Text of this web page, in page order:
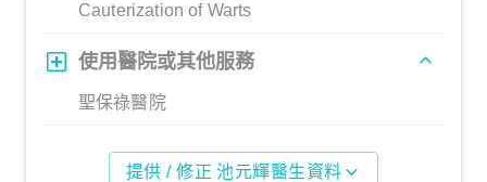
Cauterization of Warts
使用醫院或其他服務
聖保祿醫院
提供 / 修正 池元輝醫生資料